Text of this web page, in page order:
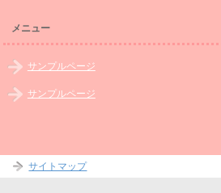
メニュー
サンプルページ
サンプルページ
サイトマップ